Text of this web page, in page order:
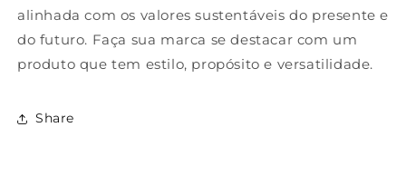
alinhada com os valores sustentáveis do presente e
do futuro. Faça sua marca se destacar com um
produto que tem estilo, propósito e versatilidade.
Share